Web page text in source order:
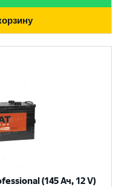
(145 Ач, 12 V)